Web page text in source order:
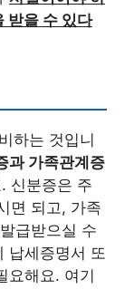
받을 수 있다
하는 것입니
과 가족관계증
신분증은 주
면 되고, 가족
급받으실 수
납세증명서 또
요해요. 여기